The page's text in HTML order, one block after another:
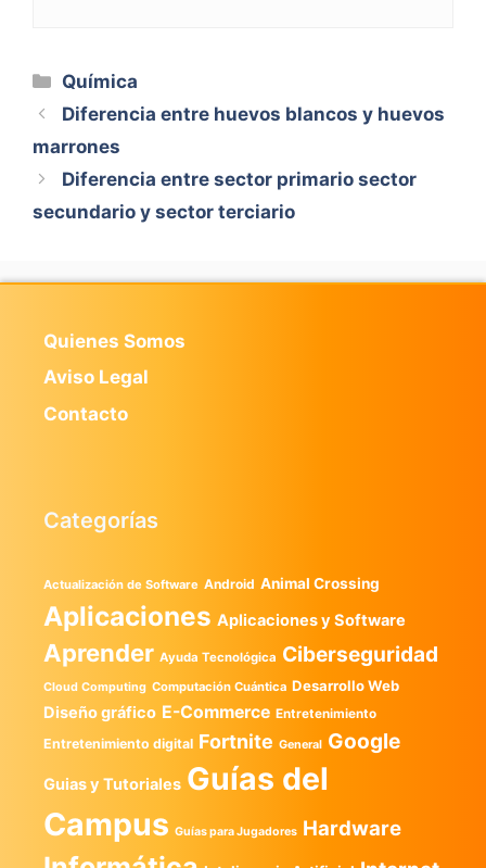
Categorías
Química
Diferencia entre huevos blancos y huevos
marrones
Diferencia entre sector primario sector
secundario y sector terciario
Quienes Somos
Aviso Legal
Contacto
Categorías
Actualización de Software Android Animal Crossing
Aplicaciones Aplicaciones y Software
Aprender Ayuda Tecnológica Ciberseguridad
Cloud Computing Computación Cuántica Desarrollo Web
Diseño gráfico E-Commerce Entretenimiento
Entretenimiento digital Fortnite General Google
Guias y Tutoriales Guías del
Campus Guías para Jugadores Hardware